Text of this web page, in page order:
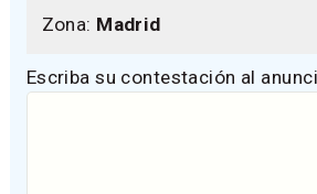
Zona: Madrid
Escriba su contestación al